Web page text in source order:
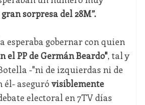
sorpresa del 28M”.
esperaba gobernar con quien
el PP de Germán Beardo", tal y
-"ni de izquierdas ni de
él- aseguró visiblemente
electoral en 7TV días